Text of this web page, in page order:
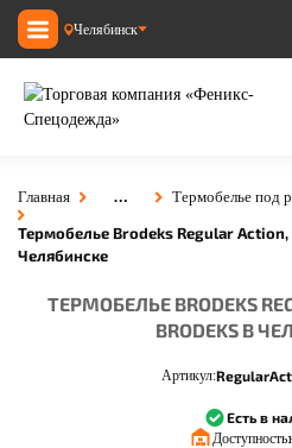
Челябинск
Главная … Термобелье под
Термобелье Brodeks Regular
Челябинске
ТЕРМОБЕЛЬЕ BRODEKS
BRODEKS В
Артикул:
Есть в
Доступность: